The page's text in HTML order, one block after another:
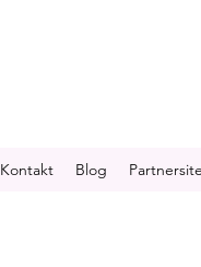
Kontakt Blog